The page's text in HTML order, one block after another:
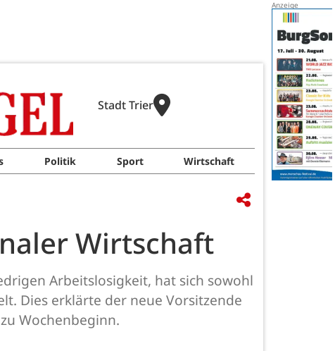
Stadt Trier
Politik Sport Wirtschaft
Wirtschaft
Arbeitslosigkeit, hat sich sowohl
Dies erklärte der neue Vorsitzende
Wochenbeginn.